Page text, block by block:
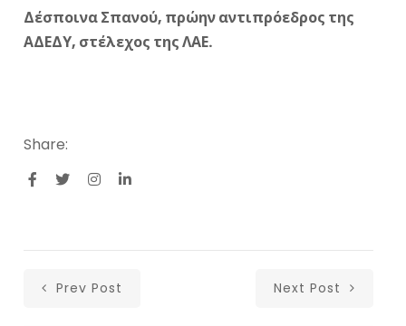
Δέσποινα Σπανού, πρώην αντιπρόεδρος της
ΑΔΕΔΥ, στέλεχος της ΛΑΕ.
Share:
Prev Post Next Post